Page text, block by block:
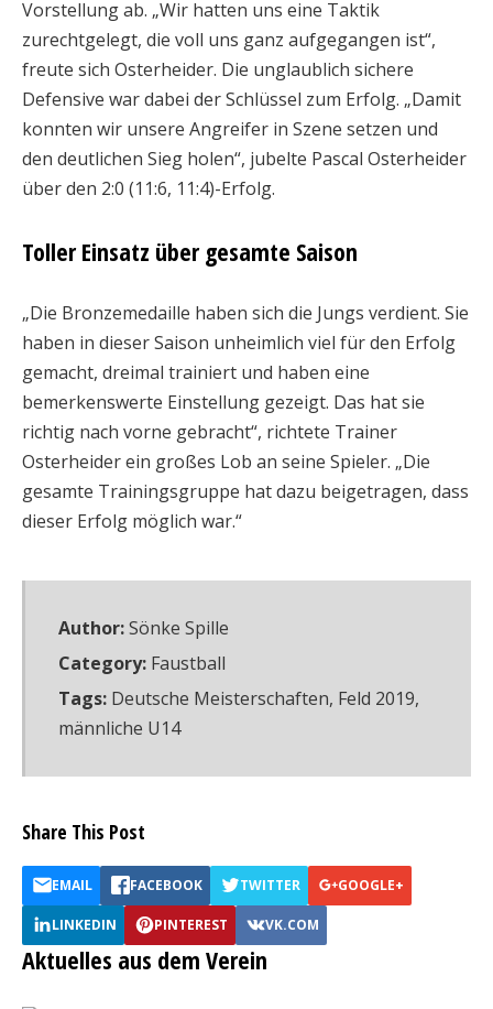
Vorstellung ab. „Wir hatten uns eine Taktik
zurechtgelegt, die voll uns ganz aufgegangen ist“,
freute sich Osterheider. Die unglaublich sichere
Defensive war dabei der Schlüssel zum Erfolg. „Damit
konnten wir unsere Angreifer in Szene setzen und
den deutlichen Sieg holen“, jubelte Pascal Osterheider
über den 2:0 (11:6, 11:4)-Erfolg.
Toller Einsatz über gesamte Saison
„Die Bronzemedaille haben sich die Jungs verdient. Sie
haben in dieser Saison unheimlich viel für den Erfolg
gemacht, dreimal trainiert und haben eine
bemerkenswerte Einstellung gezeigt. Das hat sie
richtig nach vorne gebracht“, richtete Trainer
Osterheider ein großes Lob an seine Spieler. „Die
gesamte Trainingsgruppe hat dazu beigetragen, dass
dieser Erfolg möglich war.“
Author:Sönke Spille
Category: Faustball
Tags: Deutsche Meisterschaften, Feld 2019,
männliche U14
Share This Post
EMAIL FACEBOOK TWITTER GOOGLE+
LINKEDIN PINTEREST VK.COM
Aktuelles aus dem Verein